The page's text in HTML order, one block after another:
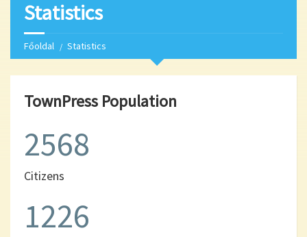
Statistics
Főoldal Statistics
TownPress Population
2568
Citizens
1226